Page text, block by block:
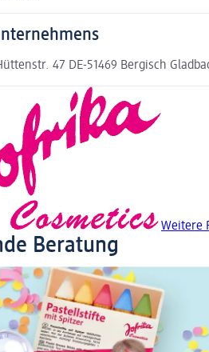
47 DE-51469 Bergisch
Weitere
Beratung